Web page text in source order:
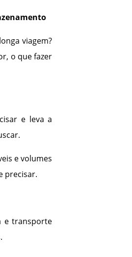
viagem?
o que fazer
e leva a
e volumes
precisar.
e transporte